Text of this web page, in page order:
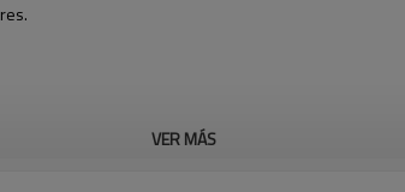
VER MÁS